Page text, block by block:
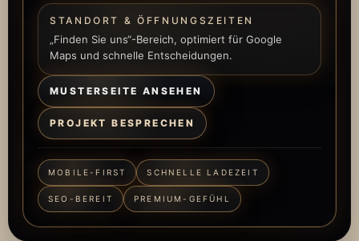
STANDORT & ÖFFNUNGSZEITEN
„Finden Sie uns“-Bereich, optimiert für Google
Maps und schnelle Entscheidungen.
MUSTERSEITE ANSEHEN
PROJEKT BESPRECHEN
MOBILE-FIRST SCHNELLE LADEZEIT
SEO-BEREIT PREMIUM-GEFÜHL